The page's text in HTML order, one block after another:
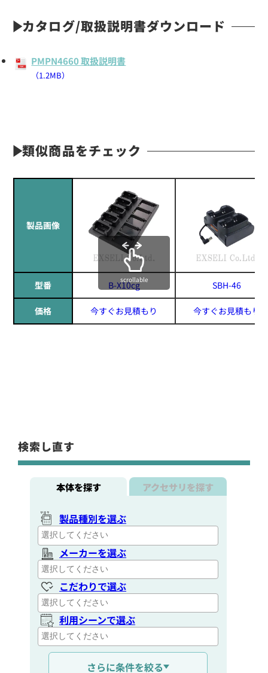
カタログ/取扱説明書ダウンロード
PMPN4660 取扱説明書
（1.2MB）
類似商品をチェック
製品画像
型番 B-X10cg SBH-46
価格 今すぐお見積もり 今すぐお見積もり
scrollable
検索し直す
本体を探す アクセサリを探す
製品種別を選ぶ
メーカーを選ぶ
こだわりで選ぶ
利用シーンで選ぶ
通信距離を選ぶ
さらに条件を絞る